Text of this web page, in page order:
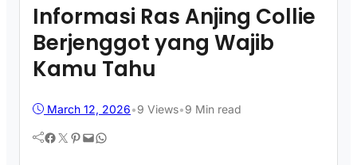
Informasi Ras Anjing Collie
Berjenggot yang Wajib
Kamu Tahu
March 12, 2026•9 Views•9 Min read
Facebook Twitter Pinterest Mail WhatsApp